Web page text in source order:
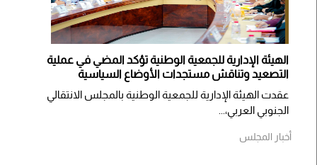
الهيئة الإدارية للجمعية الوطنية تؤكد المضي في عملية
التصعيد وتناقش مستجدات الأوضاع السياسية
عقدت الهيئة الإدارية للجمعية الوطنية بالمجلس الانتقالي
الجنوبي العربي،...
أخبار المجلس